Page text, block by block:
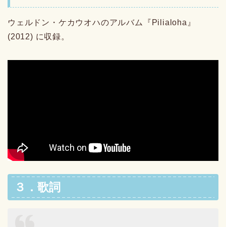
ウェルドン・ケカウオハのアルバム『Pilialoha』
(2012) に収録。
３．歌詞